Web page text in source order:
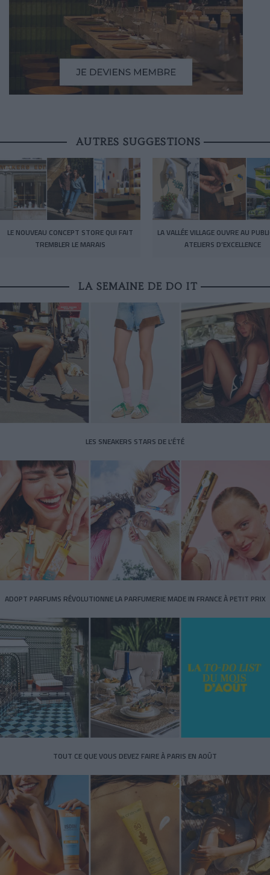
AUTRES SUGGESTIONS
LE NOUVEAU CONCEPT STORE QUI FAIT
TREMBLER LE MARAIS
LA VALLÉE VILLAGE OUVRE AU
ATELIERS D’EXCELLENCE
LA SEMAINE DE DO IT
LES SNEAKERS STARS DE L’ÉTÉ
ADOPT PARFUMS RÉVOLUTIONNE LA PARFUMERIE MADE IN FRANCE À PETIT PRIX
TOUT CE QUE VOUS DEVEZ FAIRE À PARIS EN AOÛT